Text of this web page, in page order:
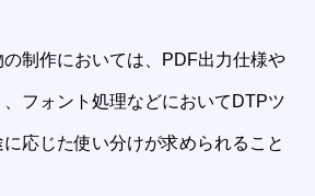
制作においては、PDF出力仕様や
フォント処理などにおいてDTPツ
応じた使い分けが求められること